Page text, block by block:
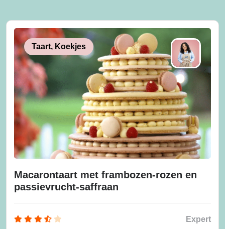
Taart, Koekjes
Macarontaart met frambozen-rozen en
passievrucht-saffraan
Expert